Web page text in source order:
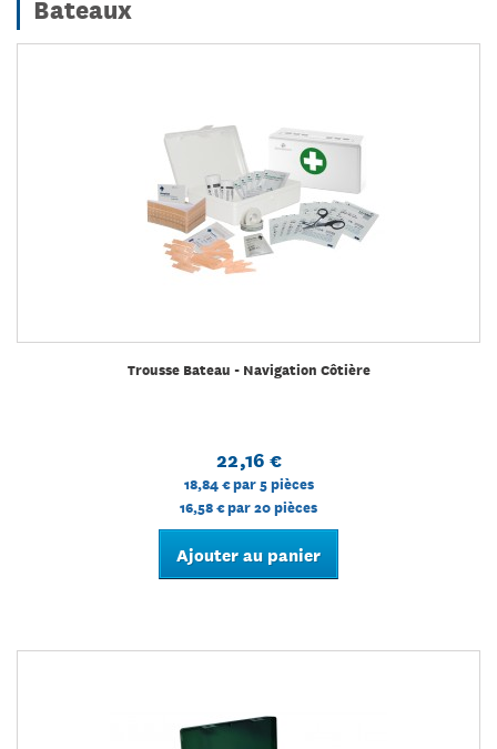
Trousse Bateau - Navigation Côtière
22,16 €
18,84 €par 5 pièces
16,58 €par 20 pièces
Ajouter au panier